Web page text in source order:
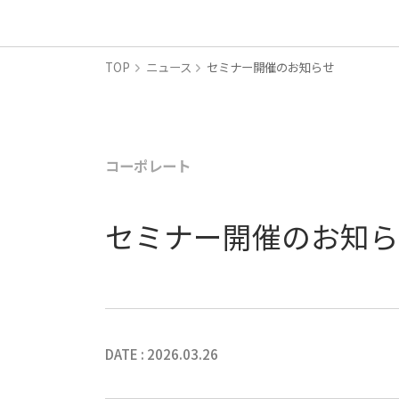
TOP ニュース セミナー開催のお知らせ
コーポレート
セミナー開催のお知
DATE : 2026.03.26